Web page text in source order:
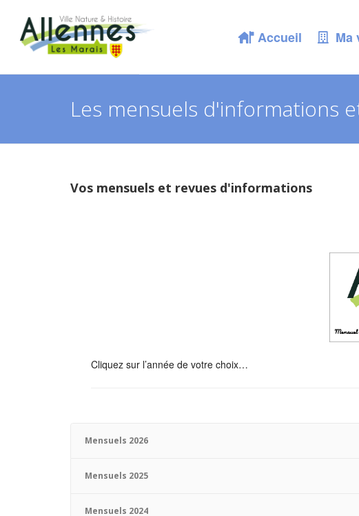
Accueil Ma
Les mensuels d'informations
Vos mensuels et revues d'informations
Cliquez sur l’année de votre choix…
Mensuels 2026
Mensuels 2025
Mensuels 2024